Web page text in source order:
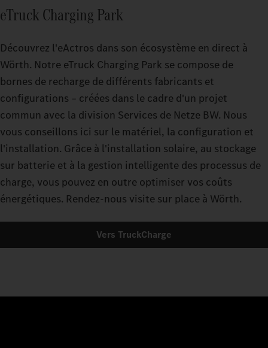
eTruck Charging Park
Découvrez l'eActros dans son écosystème en direct à
Wörth. Notre eTruck Charging Park se compose de
bornes de recharge de différents fabricants et
configurations – créées dans le cadre d'un projet
commun avec la division Services de Netze BW. Nous
vous conseillons ici sur le matériel, la configuration et
l'installation. Grâce à l'installation solaire, au stockage
sur batterie et à la gestion intelligente des processus de
charge, vous pouvez en outre optimiser vos coûts
énergétiques. Rendez-nous visite sur place à Wörth.
Vers TruckCharge